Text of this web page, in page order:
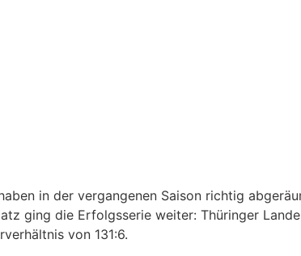
in der vergangenen Saison richtig
ging die Erfolgsserie weiter: Thüringer
von 131:6.